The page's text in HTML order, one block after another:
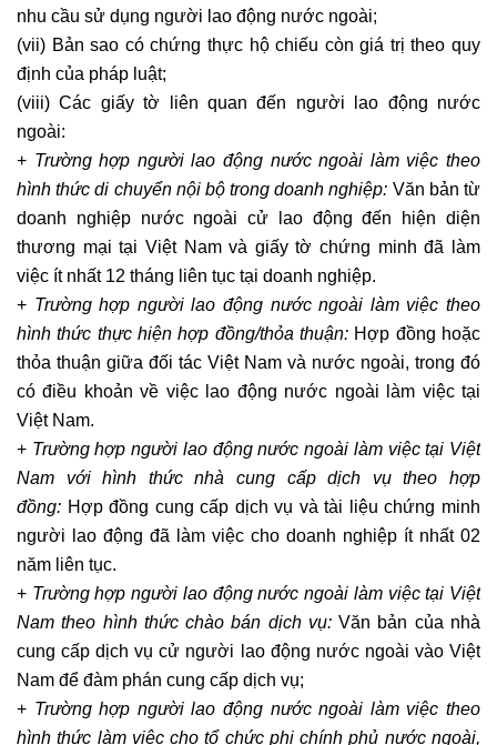
nhu cầu sử dụng người lao động nước ngoài;
(vii) Bản sao có chứng thực hộ chiếu còn giá trị theo quy
định của pháp luật;
(viii) Các giấy tờ liên quan đến người lao động nước
ngoài:
+ Trường hợp người lao động nước ngoài làm việc theo
hình thức di chuyển nội bộ trong doanh nghiệp: Văn bản từ
doanh nghiệp nước ngoài cử lao động đến hiện diện
thương mại tại Việt Nam và giấy tờ chứng minh đã làm
việc ít nhất 12 tháng liên tục tại doanh nghiệp.
+ Trường hợp người lao động nước ngoài làm việc theo
hình thức thực hiện hợp đồng/thỏa thuận: Hợp đồng hoặc
thỏa thuận giữa đối tác Việt Nam và nước ngoài, trong đó
có điều khoản về việc lao động nước ngoài làm việc tại
Việt Nam.
+ Trường hợp người lao động nước ngoài làm việc tại Việt
Nam với hình thức nhà cung cấp dịch vụ theo hợp
đồng: Hợp đồng cung cấp dịch vụ và tài liệu chứng minh
người lao động đã làm việc cho doanh nghiệp ít nhất 02
năm liên tục.
+ Trường hợp người lao động nước ngoài làm việc tại Việt
Nam theo hình thức chào bán dịch vụ:Văn bản của nhà
cung cấp dịch vụ cử người lao động nước ngoài vào Việt
Nam để đàm phán cung cấp dịch vụ;
+ Trường hợp người lao động nước ngoài làm việc theo
hình thức làm việc cho tổ chức phi chính phủ nước ngoài,